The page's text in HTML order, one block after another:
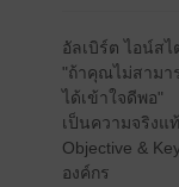
อัลเบิร์ต ไอน์สไ
"ถ้าคุณไม่สามา
ได้เข้าใจดีพอ"
เป็นความจริง
Objective &
องค์กร